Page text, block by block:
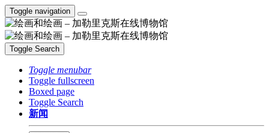
Toggle navigation
Toggle Search
Toggle menubar
Toggle fullscreen
Boxed page
Toggle Search
新闻